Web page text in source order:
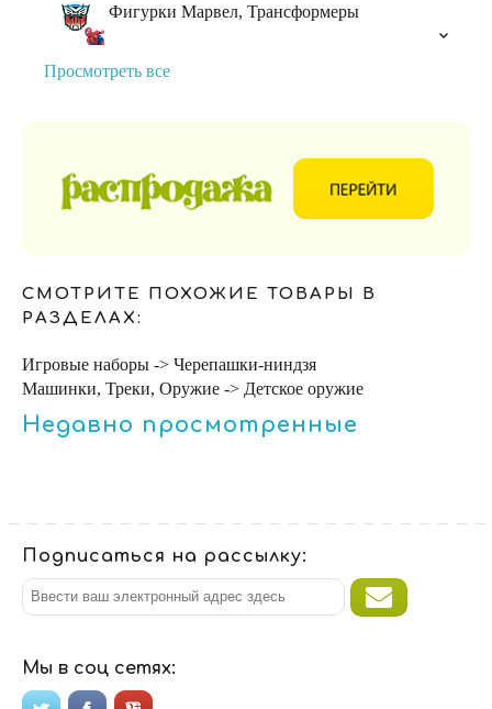
Фигурки Марвел, Трансформеры
Просмотреть все
СМОТРИТЕ ПОХОЖИЕ ТОВАРЫ В
РАЗДЕЛАХ:
Игровые наборы -> Черепашки-ниндзя
Машинки, Треки, Оружие -> Детское оружие
Недавно просмотренные
Подписаться на рассылку:
Мы в соц сетях: